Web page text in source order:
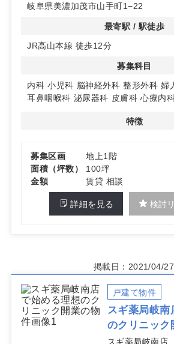
中部国際医療センターから約2kmの距
が容易に行えます。内科、整形外科、
広い共用駐車場を完備しており、患者
院できる環境です。詳細はお問い合わ
岐阜県美濃加茂市山手町1−22
最寄駅 / 駅徒歩
JR高山本線 徒歩12分
募集科目
内科 小児科 脳神経外科 整形外科 婦
耳鼻咽喉科 泌尿器科 皮膚科 心療内
特徴
募集区画
地上1階
面積（坪数）
100坪
金額
賃貸 相談
詳細を見る 検討
掲載日：2021/04/27
戸建て物件
スギ薬局岐南
のクリニック
スギ薬局岐南店